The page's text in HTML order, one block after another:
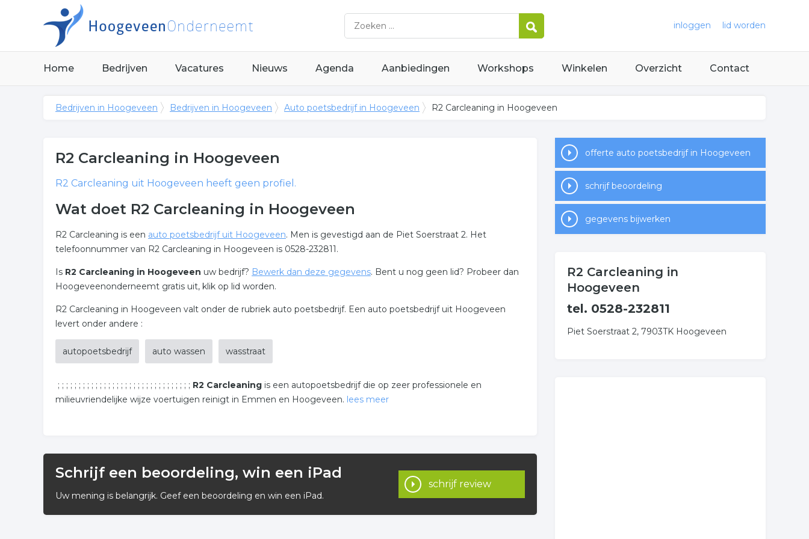
inloggen lid worden
Home Bedrijven Vacatures Nieuws Agenda Aanbiedingen Workshops Winkelen Overzicht Contact
Bedrijven in Hoogeveen Bedrijven in Hoogeveen Auto poetsbedrijf in Hoogeveen R2 Carcleaning in Hoogeveen
R2 Carcleaning in Hoogeveen
R2 Carcleaning uit Hoogeveen heeft geen profiel.
Wat doet R2 Carcleaning in Hoogeveen
R2 Carcleaning is een auto poetsbedrijf uit Hoogeveen. Men is gevestigd aan de Piet Soerstraat 2. Het
telefoonnummer van R2 Carcleaning in Hoogeveen is 0528-232811.
Is R2 Carcleaning in Hoogeveen uw bedrijf? Bewerk dan deze gegevens. Bent u nog geen lid? Probeer dan
Hoogeveenonderneemt gratis uit, klik op lid worden.
R2 Carcleaning in Hoogeveen valt onder de rubriek auto poetsbedrijf. Een auto poetsbedrijf uit Hoogeveen
levert onder andere :
autopoetsbedrijf auto wassen wasstraat
; ; ; ; ; ; ; ; ; ; ; ; ; ; ; ; ; ; ; ; ; ; ; ; ; ; ; ; ; ; ; ; R2 Carcleaning is een autopoetsbedrijf die op zeer professionele en
milieuvriendelijke wijze voertuigen reinigt in Emmen en Hoogeveen. lees meer
Tevens hebben wij in Hoogeveen een indoor Carwash Center. Een nieuwe wasstraat met de allernieuwste
technieken. Ook zijn hier een 3 tal Doe-Het-Zelf wasboxen met stofzuigers waarbij de auto inpandig verzorgd
Schrijf een beoordeling, win een iPad
Uw mening is belangrijk. Geef een beoordeling en win een iPad.
schrijf review
offerte auto poetsbedrijf in Hoogeveen
schrijf beoordeling
gegevens bijwerken
R2 Carcleaning in
Hoogeveen
tel. 0528-232811
Piet Soerstraat 2, 7903TK Hoogeveen